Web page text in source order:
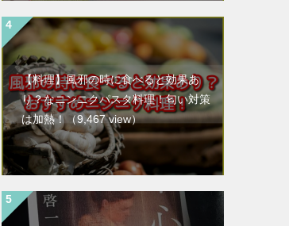
【料理】風邪の時に食べると効果あ
り？なニンニクパスタ料理！匂い対策
は加熱！ （9,467 view）